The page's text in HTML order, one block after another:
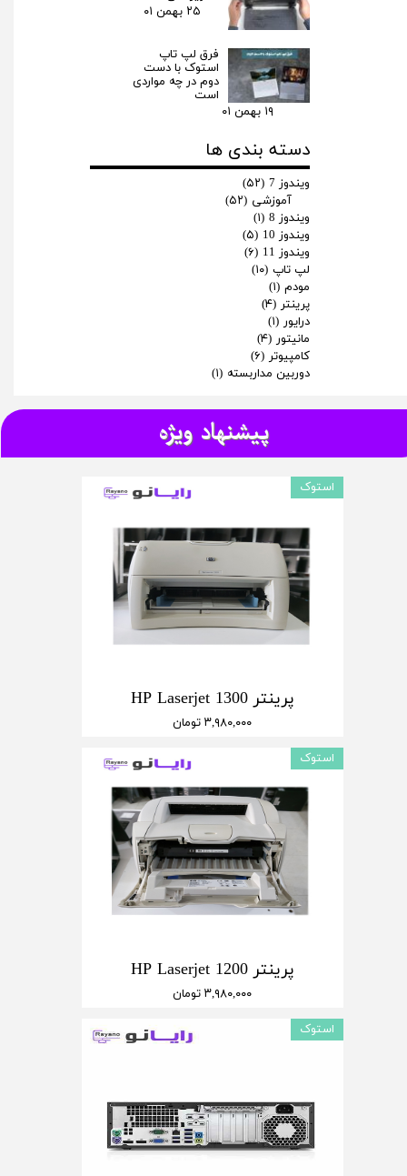
۲۵ بهمن ۰۱
فرق لپ‌ تاپ
استوک با دست
دوم در چه مواردی
است
۱۹ بهمن ۰۱
دسته بندی ها
ویندوز 7
(۵۲)
آموزشی (۵۲)
ویندوز 8
(۱)
ویندوز 10
(۵)
ویندوز 11
(۶)
لپ تاپ (۱۰)
مودم (۱)
پرینتر (۴)
درایور (۱)
مانیتور (۴)
کامپیوتر (۶)
دوربین مداربسته (۱)
پرینتر HP Laserjet 1300
۳,۹۸۰,۰۰۰ تومان
استوک
پرینتر HP Laserjet 1200
۳,۹۸۰,۰۰۰ تومان
استوک
استوک
پیشنهاد ویژه